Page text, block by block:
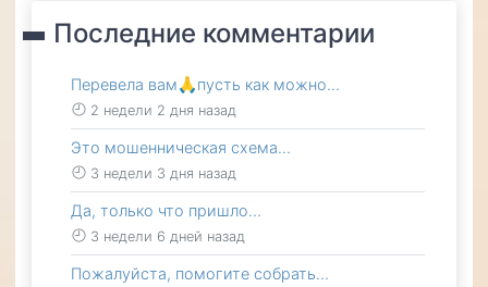
Последние комментарии
Перевела вам🙏пусть как можно…
2 недели 2 дня назад
Это мошенническая схема…
3 недели 3 дня назад
Да, только что пришло…
3 недели 6 дней назад
Пожалуйста, помогите собрать…